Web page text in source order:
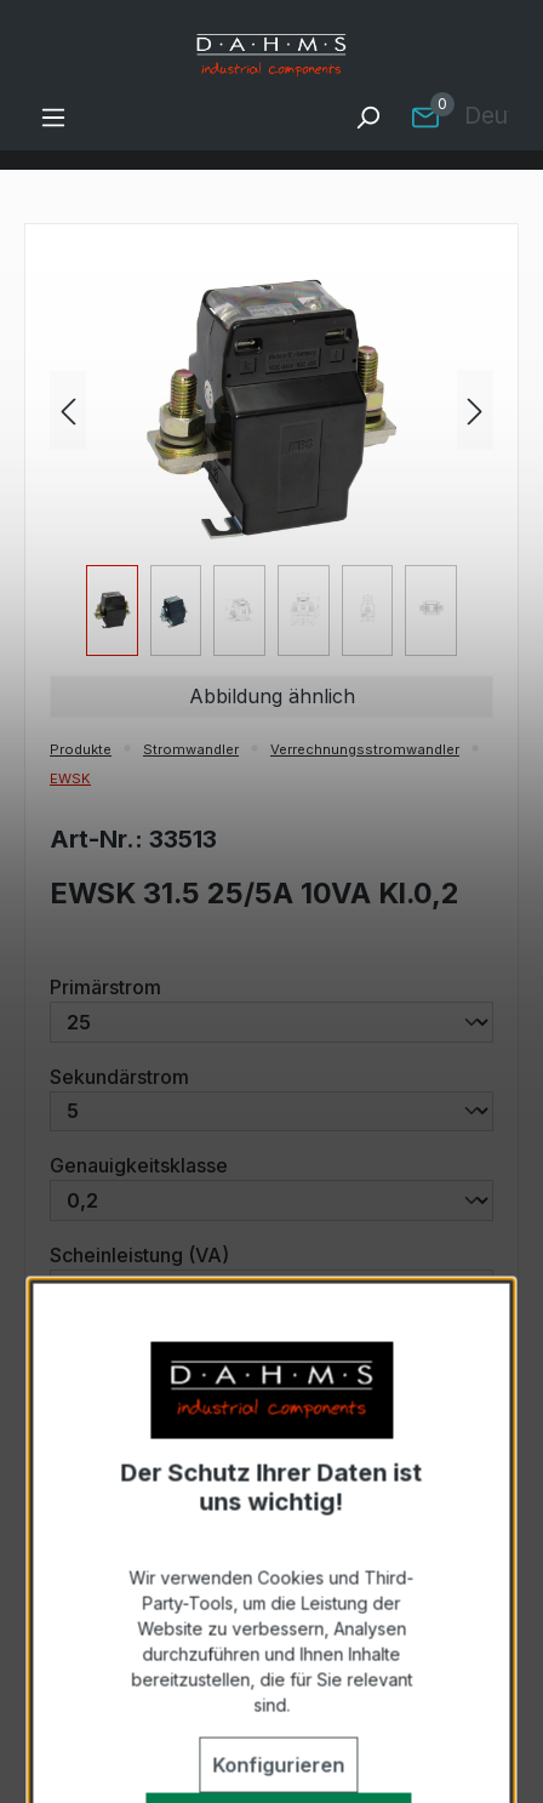
Zum Hauptinhalt springen
0
Bildergalerie überspringen
Abbildung ähnlich
Produkte Stromwandler
Verrechnungsstromwandler
EWSK
Art-Nr.: 33513
EWSK 31.5 25/5A 10VA Kl.0,2
Primärstrom
Sekundärstrom
Genauigkeitsklasse
Scheinleistung (VA)
Anfrage schriftlich
Zur Sammelanfrage hinzufügen
Anfrage telefonisch
Als PDF exportieren
Der Schutz Ihrer Daten ist
uns wichtig!
Wir verwenden Cookies und Third-
Party-Tools, um die Leistung der
Website zu verbessern, Analysen
durchzuführen und Ihnen Inhalte
bereitzustellen, die für Sie relevant
sind.
Konfigurieren